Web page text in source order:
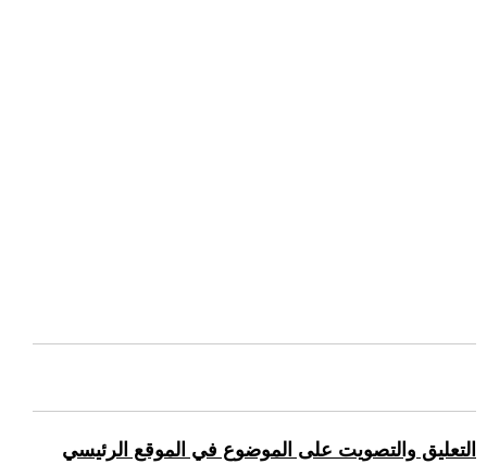
التعليق والتصويت على الموضوع في الموقع الرئيسي